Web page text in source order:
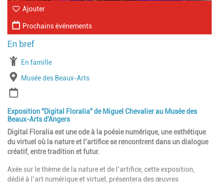
Ajouter
Prochains événements
À partir de
En famille
Lieu
Musée des Beaux-Arts
Exposition "Digital Floralia" de Miguel Chevalier au Musée des
Beaux-Arts d'Angers
Digital Floralia est une ode à la poésie numérique, une esthétique
du virtuel où la nature et l’artifice se rencontrent dans un dialogue
créatif, entre tradition et futur.
Axée sur le thème de la nature et de l’artifice, cette exposition,
dédié à l’art numérique et virtuel, présentera des œuvres